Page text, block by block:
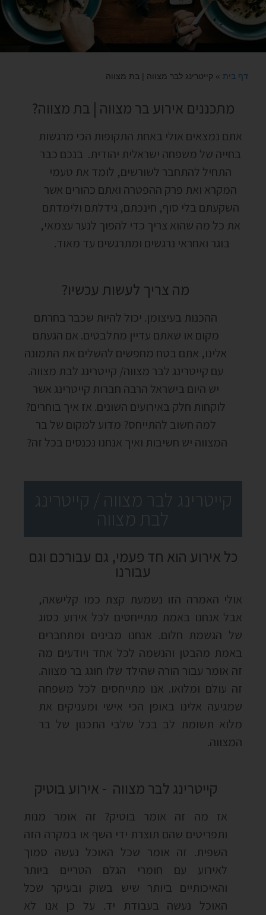
דף בית » קייטרינג לבר מצווה | בת מצווה
מתכננים אירוע בר מצווה | בת מצווה?
אתם נמצאים אולי באחת התקופות הכי מרגשות
בחייה של משפחה ישראלית יהודית. בנכם כבר
התחיל להתחבר לשורשים, לומד את טעמי
המקרא ואת פרק ההפטרה ואתם כהורים אשר
השקעתם בלי סוף, חינכתם, גידלתם ולימדתם
את כל מה שהוא צריך כדי להפוך לנער עצמאי,
בוגר ואחראי נרגשים ומתרגשים עד מאוד.
מה צריך לעשות עכשיו?
ההכנות בעיצומן. יכול להיות שכבר בחרתם
מקום או שאתם עדיין מתלבטים. אם הגעתם
אלינו, אתם בטח מחפשים להשלים את התמונה
עם קייטרינג לבר מצווה/ קייטרינג לבת מצווה.
יש היום בישראל הרבה חברות קייטרינג אשר
לוקחות חלק באירועים השונים. אז איך בוחרים?
למה חשוב להתייחס? מדוע למקום של בר
המצווה יש חשיבות ואיך אנחנו נכנסים בכל זה?
קייטרינג לבר מצווה / קייטרינג
לבת מצווה
כל אירוע הוא חד פעמי, גם עבורכם וגם
עבורנו
אולי האמרה הזו נשמעת קצת כמו קלישאה,
אבל אנחנו באמת מתייחסים לכל אירוע כסוג
של הגשמת חלום. אנחנו מבינים ומתחברים
באמת מהבטן והנשמה לכל אחד ויודעים מה
זה אומר עבור הורה שהילד שלו חוגג בר מצווה.
זה עולם ומלואו. אנו מתייחסים לכל משפחה
שמגיעה אלינו באופן הכי אישי ומעניקים את
מלוא תשומת לב בכל שלבי התכנון של בר
המצווה.
קייטרינג לבר מצווה - אירוע בוטיק
אז מה זה אומר בוטיק? זה אומר מנות
ותפריטים שהם תוצרת ידי השף או במקרה הזה
השפית. זה אומר שכל האוכל נעשה סמוך
לאירוע עם חומרי הגלם הטריים ביותר
והאיכותיים ביותר שיש בשוק ובעיקר שכל
האוכל נעשה בעבודת יד. על כן אנו לא